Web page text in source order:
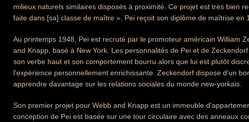
milieux naturels similaires disposés à proximité. Ce projet est très bien
faite dans [sa] classe de maître ». Pei reçoit son diplôme de maîtrise en
Au printemps 1948, Pei est recruté par le promoteur américain William
and Knapp, basé à New York. Les personnalités de Pei et de
son verbe haut et son comportement bourru alors que lui est plutôt
l'expérience personnellement enrichissante. Zeckendorf dispose d'un
apprendre davantage sur les relations sociales du monde new-yorkais.
Son premier projet pour Webb and Knapp est un immeuble
conception de Pei est basée sur une tour circulaire avec des anneaux